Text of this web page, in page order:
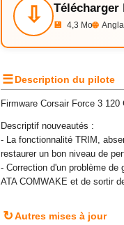
⇩ Télécharger
💾 4,3 Mo🌐
☰Description du pilote
Firmware Corsair Force 3
Descriptif nouveautés :
- La fonctionnalité TRIM,
restaurer un bon niveau de
- Correction d'un problème de
ATA COMWAKE et de sortir
↻Autres mises à jour